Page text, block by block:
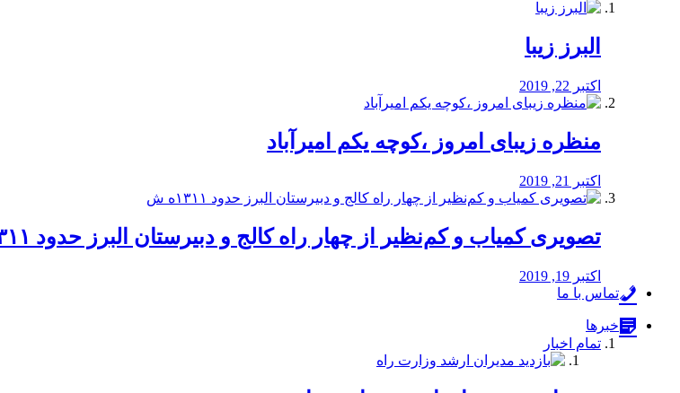
البرز زیبا
اکتبر 22, 2019
منظره‌‌ زیبای امروز ،کوچه یکم امیرآباد
اکتبر 21, 2019
️تصویری کمیاب و کم‌نظیر از چهار راه كالج و دبيرستان البرز حدود ۱۳۱۱ه ش
اکتبر 19, 2019
تماس با ما
خبرها
تمام اخبار